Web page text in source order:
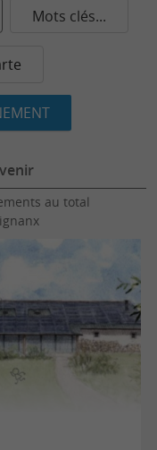
Mots clés...
au total